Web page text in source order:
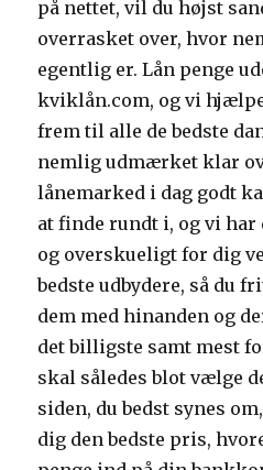
på nettet, vil du højst
overrasket over, hvor
egentlig er. Lån penge
kviklån.com, og vi
frem til alle de bedste
nemlig udmærket klar
lånemarked i dag godt
at finde rundt i, og vi
og overskueligt for dig
bedste udbydere, så du
dem med hinanden og
det billigste samt mest
skal således blot vælge
siden, du bedst synes
dig den bedste pris,